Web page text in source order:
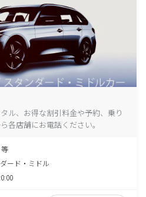
ル、お得な割引料金や予約、乗り
各店舗にお電話ください。
ード・ミドル